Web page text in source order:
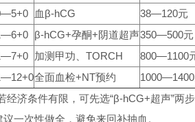
血β-hCG 38—120元
β-hCG+孕酮+阴道超声350—500元
加测甲功、TORCH 800—1100
全面血检+NT预约
经济条件有限，可先选“β-hCG+超声”两
议一次性做全，避免来回补抽血。